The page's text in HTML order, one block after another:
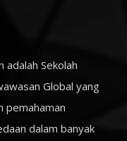
adalah Sekolah
Global yang
pemahaman
dalam banyak